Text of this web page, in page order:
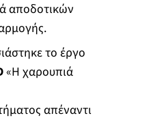
αποδοτικών
το έργο
«Η χαρουπιά
απέναντι